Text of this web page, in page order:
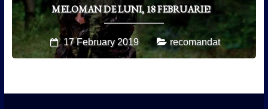
MELOMAN DE LUNI, 18 FEBRUARIE!
17 February 2019 recomandat